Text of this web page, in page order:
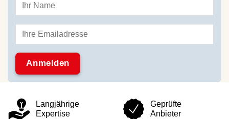
Langjährige
Expertise
Geprüfte
Anbieter